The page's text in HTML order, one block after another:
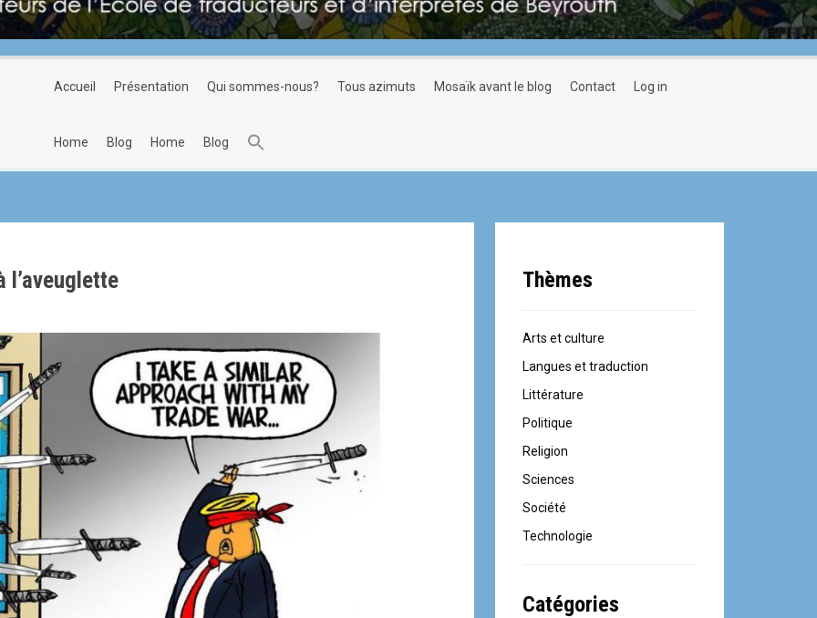
accueil présentation qui sommes-nous? tous azimuts mosaïk avant le blog contact log in
home blog home blog
l’aveuglette Thèmes
Arts et culture
Langues et traduction
Littérature
Politique
Religion
Sciences
Société
Technologie
Catégories